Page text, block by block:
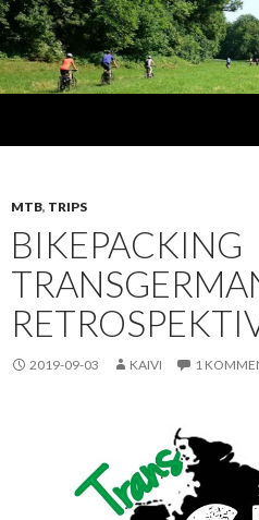
MTB, TRIPS
BIKEPACKING
2019-09-03 KAIVI 1